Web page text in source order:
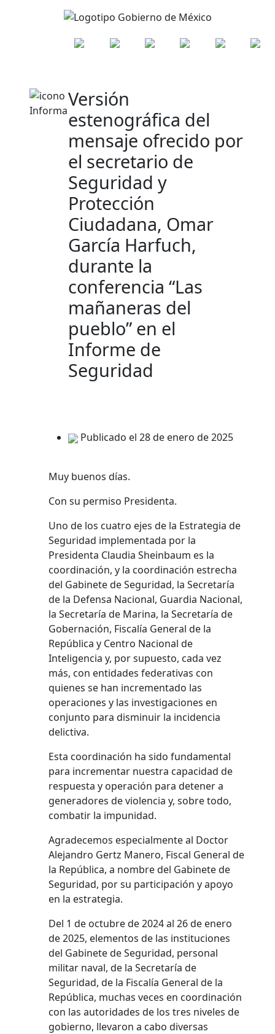
Versión
estenográfica del
mensaje ofrecido por
el secretario de
Seguridad y
Protección
Ciudadana, Omar
García Harfuch,
durante la
conferencia “Las
mañaneras del
pueblo” en el
Informe de
Seguridad
Publicado el 28 de enero de 2025
Muy buenos días.
Con su permiso Presidenta.
Uno de los cuatro ejes de la Estrategia de
Seguridad implementada por la
Presidenta Claudia Sheinbaum es la
coordinación, y la coordinación estrecha
del Gabinete de Seguridad, la Secretaría
de la Defensa Nacional, Guardia Nacional,
la Secretaría de Marina, la Secretaría de
Gobernación, Fiscalía General de la
República y Centro Nacional de
Inteligencia y, por supuesto, cada vez
más, con entidades federativas con
quienes se han incrementado las
operaciones y las investigaciones en
conjunto para disminuir la incidencia
delictiva.
Esta coordinación ha sido fundamental
para incrementar nuestra capacidad de
respuesta y operación para detener a
generadores de violencia y, sobre todo,
combatir la impunidad.
Agradecemos especialmente al Doctor
Alejandro Gertz Manero, Fiscal General de
la República, a nombre del Gabinete de
Seguridad, por su participación y apoyo
en la estrategia.
Del 1 de octubre de 2024 al 26 de enero
de 2025, elementos de las instituciones
del Gabinete de Seguridad, personal
militar naval, de la Secretaría de
Seguridad, de la Fiscalía General de la
República, muchas veces en coordinación
con las autoridades de los tres niveles de
gobierno, llevaron a cabo diversas